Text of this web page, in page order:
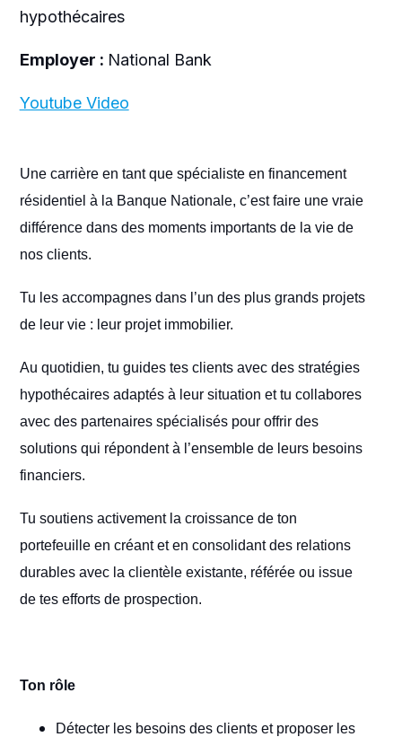
hypothécaires
Employer : National Bank
Youtube Video
Une carrière en tant que spécialiste en financement
résidentiel à la Banque Nationale, c’est faire une vraie
différence dans des moments importants de la vie de
nos clients.
Tu les accompagnes dans l’un des plus grands projets
de leur vie : leur projet immobilier.
Au quotidien, tu guides tes clients avec des stratégies
hypothécaires adaptés à leur situation et tu collabores
avec des partenaires spécialisés pour offrir des
solutions qui répondent à l’ensemble de leurs besoins
financiers.
Tu soutiens activement la croissance de ton
portefeuille en créant et en consolidant des relations
durables avec la clientèle existante, référée ou issue
de tes efforts de prospection.
Ton rôle
Détecter les besoins des clients et proposer les